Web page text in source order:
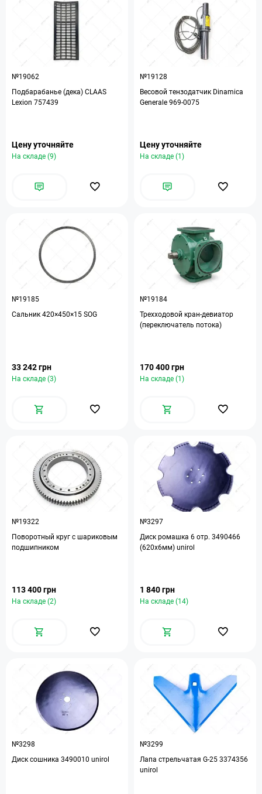
№19062
Подбарабанье (дека) CLAAS
Lexion 757439
Цену уточняйте
На складе (9)
№19128
Весовой тензодатчик Dinamica
Generale 969-0075
Цену уточняйте
На складе (1)
№19185
Сальник 420×450×15 SOG
33 242 грн
На складе (3)
№19184
Трехходовой кран-девиатор
(переключатель потока)
170 400 грн
На складе (1)
№19322
Поворотный круг с шариковым
подшипником
113 400 грн
На складе (2)
№3297
Диск ромашка 6 отр. 3490466
(620х6мм) unirol
1 840 грн
На складе (14)
№3298
Диск сошника 3490010 unirol
№3299
Лапа стрельчатая G-25 3374356
unirol